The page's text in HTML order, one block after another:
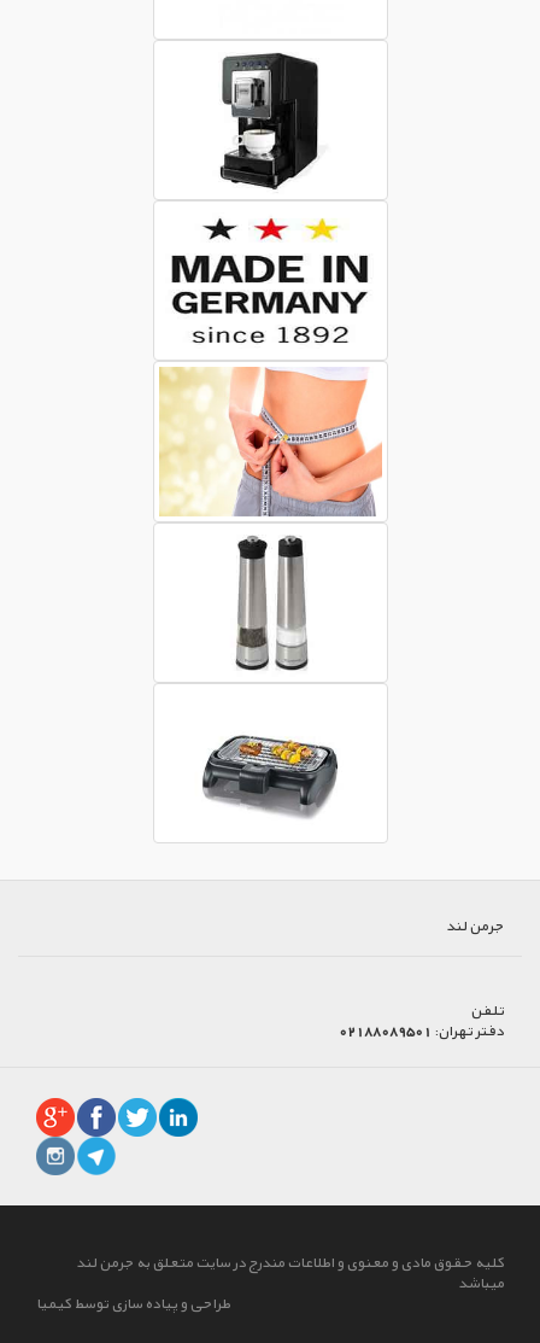
جرمن لند
تلفن
دفتر تهران: 02188089501
کلیه حقوق مادی و معنوی و اطلاعات مندرج در سایت متعلق به جرمن لند
میباشد
طراحی و پیاده سازی توسط کیمیا